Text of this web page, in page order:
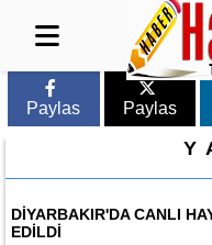
Paylas Paylas
DIYARBAKIR'DA CANLI
EDILDI